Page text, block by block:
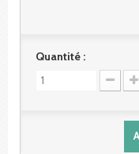
Quantité :